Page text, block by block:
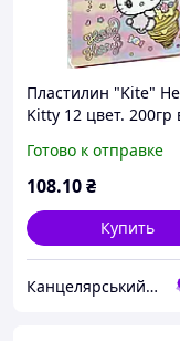
Пластилин "Kite"
Kitty 12 цвет. 200гр
Готово к отправке
108.10₴
Купить
Канцелярський Сад - 🍀 територія вдалих покупок! 🍀